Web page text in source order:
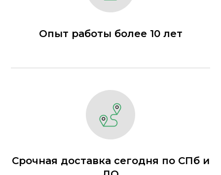
Опыт работы более 10 лет
Срочная доставка сегодня по СПб и